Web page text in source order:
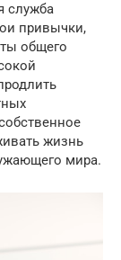
служба
привычки,
общего
жизнь
мира.